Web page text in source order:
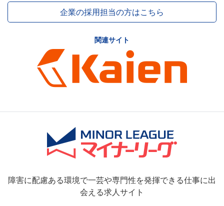
企業の採用担当の方はこちら
関連サイト
障害に配慮ある環境で一芸や専門性を発揮できる仕事に出
会える求人サイト